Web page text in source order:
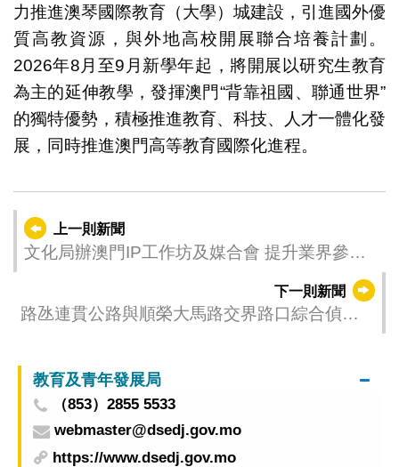
力推進澳琴國際教育（大學）城建設，引進國外優
質高教資源，與外地高校開展聯合培養計劃。
2026年8月至9月新學年起，將開展以研究生教育
為主的延伸教學，發揮澳門“背靠祖國、聯通世界”
的獨特優勢，積極推進教育、科技、人才一體化發
展，同時推進澳門高等教育國際化進程。
上一則新聞
文化局辦澳門IP工作坊及媒合會 提升業界參展
下一則新聞
路氹連貫公路與順榮大馬路交界路口綜合偵測
教育及青年發展局
（853）2855 5533
webmaster@dsedj.gov.mo
https://www.dsedj.gov.mo